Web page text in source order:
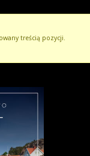
treścią pozycji.